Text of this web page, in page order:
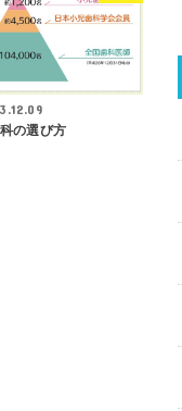
の選び方